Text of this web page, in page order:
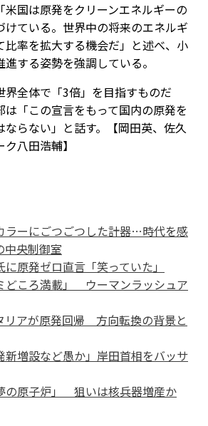
国は原発をクリーンエネルギーの
けている。世界中の将来のエネルギ
比率を拡大する機会だ」と述べ、小
する姿勢を強調している。
全体で「3倍」を目指すものだ
「この宣言をもって国内の原発を
らない」と話す。【岡田英、佐久
八田浩輔】
ラーにごつごつした計器…時代を感
中央制御室
原発ゼロ直言「笑っていた」
どころ満載」 ウーマンラッシュア
リアが原発回帰 方向転換の背景と
新増設など愚か」岸田首相をバッサ
の原子炉」 狙いは核兵器増産か